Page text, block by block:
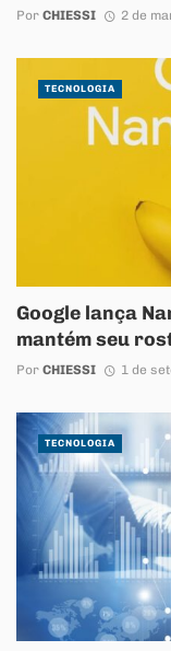
Por CHIESSI 2 de
Google lança
mantém seu
Por CHIESSI 1 de
TECNOLOGIA
TECNOLOGIA